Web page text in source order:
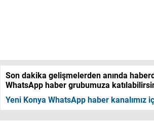
Son dakika gelişmelerden anında
WhatsApp haber grubumuza
Yeni Konya WhatsApp haber kanalımız